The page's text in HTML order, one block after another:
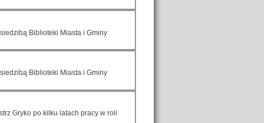
Biblioteki Miasta i Gminy
Biblioteki Miasta i Gminy
Gryko po kilku latach pracy w roli